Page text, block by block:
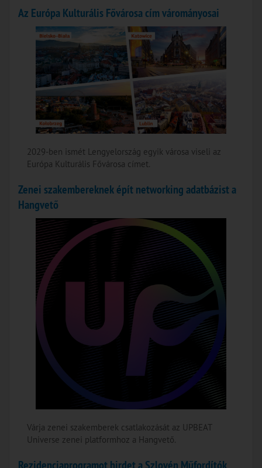
Az Európa Kulturális Fővárosa cím várományosai
2029-ben ismét Lengyelország egyik városa viseli az
Európa Kulturális Fővárosa címet.
Zenei szakembereknek épít networking adatbázist a
Hangvető
Várja zenei szakemberek csatlakozását az UPBEAT
Universe zenei platformhoz a Hangvető.